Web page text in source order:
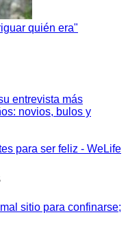
quién era"
entrevista más
novios, bulos y
para ser feliz - WeLife